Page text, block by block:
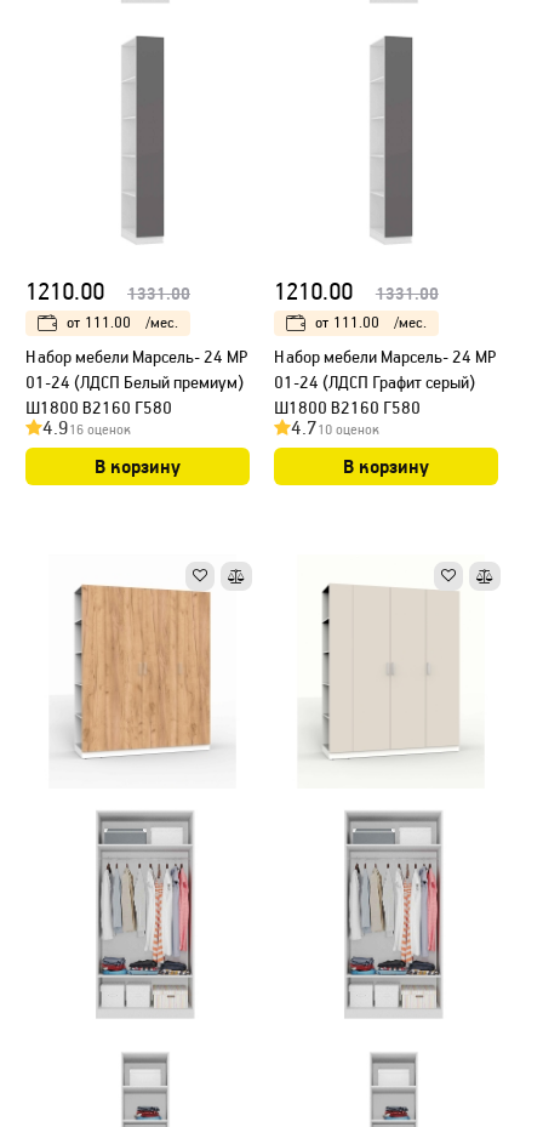
1210.00 1331.00
от 111.00 /мес.
Набор мебели Марсель- 24 МР
01-24 (ЛДСП Белый премиум)
Ш1800 В2160 Г580
4.916 оценок
В корзину
1210.00 1331.00
от 111.00 /мес.
Набор мебели Марсель- 24 МР
01-24 (ЛДСП Графит серый)
Ш1800 В2160 Г580
4.710 оценок
В корзину